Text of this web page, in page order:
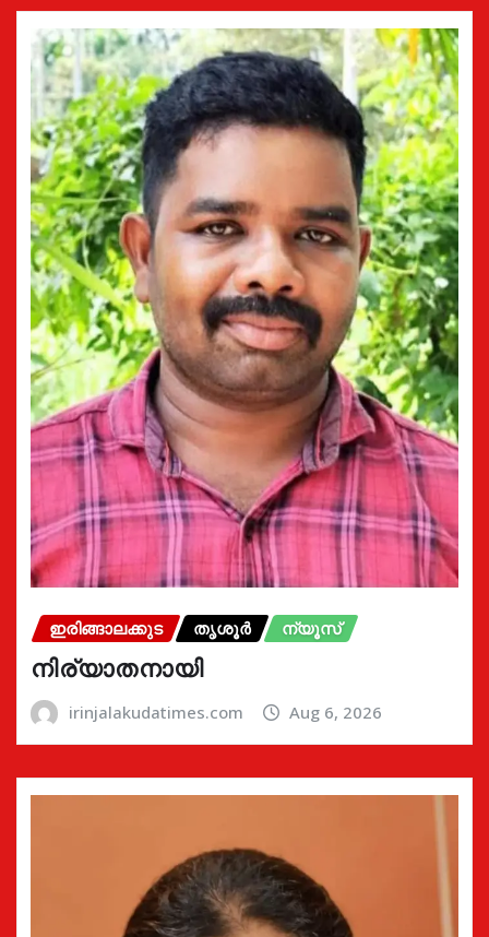
ഇരിങ്ങാലക്കുട തൃശൂർ ന്യൂസ്
നിര്യാതനായി
irinjalakudatimes.com Aug 6, 2026